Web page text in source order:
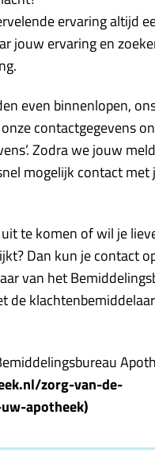
ervaring altijd
jouw ervaring en
even binnenlopen,
contactgegevens
Zodra we jouw
mogelijk contact met
te komen of wil je
Dan kun je contact
van het
de
zorg-van-de-
apotheek)